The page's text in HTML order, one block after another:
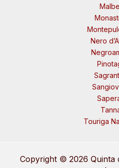
Nero
Touriga
Copyright © 2026 Quinta